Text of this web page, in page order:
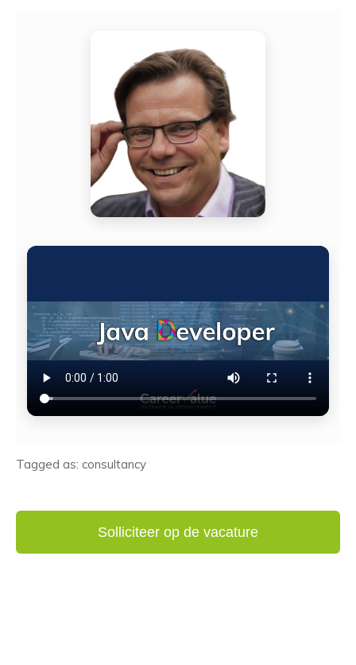
Tagged as: consultancy